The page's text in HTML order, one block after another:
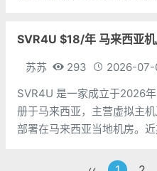
SVR4U $18/年 马来西亚
苏苏 293
2026-07-
SVR4U 是一家成立于2026
册于马来西亚，主营虚拟主
部署在马来西亚当地机房。
Platinum）处理器与 SSD 固